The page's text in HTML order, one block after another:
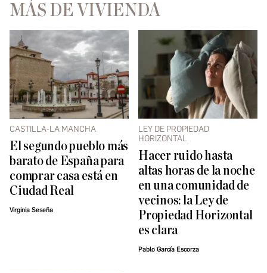
MÁS DE VIVIENDA
CASTILLA-LA MANCHA
El segundo pueblo más
barato de España para
comprar casa está en
Ciudad Real
Virginia Seseña
LEY DE PROPIEDAD
HORIZONTAL
Hacer ruido hasta
altas horas de la noche
en una comunidad de
vecinos: la Ley de
Propiedad Horizontal
es clara
Pablo García Escorza